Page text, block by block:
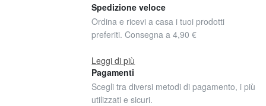
Spedizione veloce
Ordina e ricevi a casa i tuoi prodotti
preferiti. Consegna a 4,90 €
Leggi di più
Pagamenti
Scegli tra diversi metodi di pagamento, i più
utilizzati e sicuri.